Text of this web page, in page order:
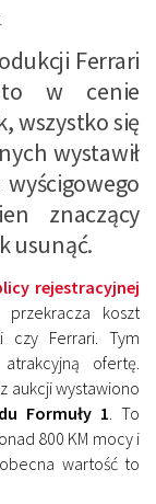
Ferrari
w cenie
wszystko się
wystawił
znaczący
usunąć.
rejestracyjnej
koszt
czy Ferrari. Tym
ofertę.
aukcji wystawiono
Formuły 1 . To
800 KM mocy i
wartość to